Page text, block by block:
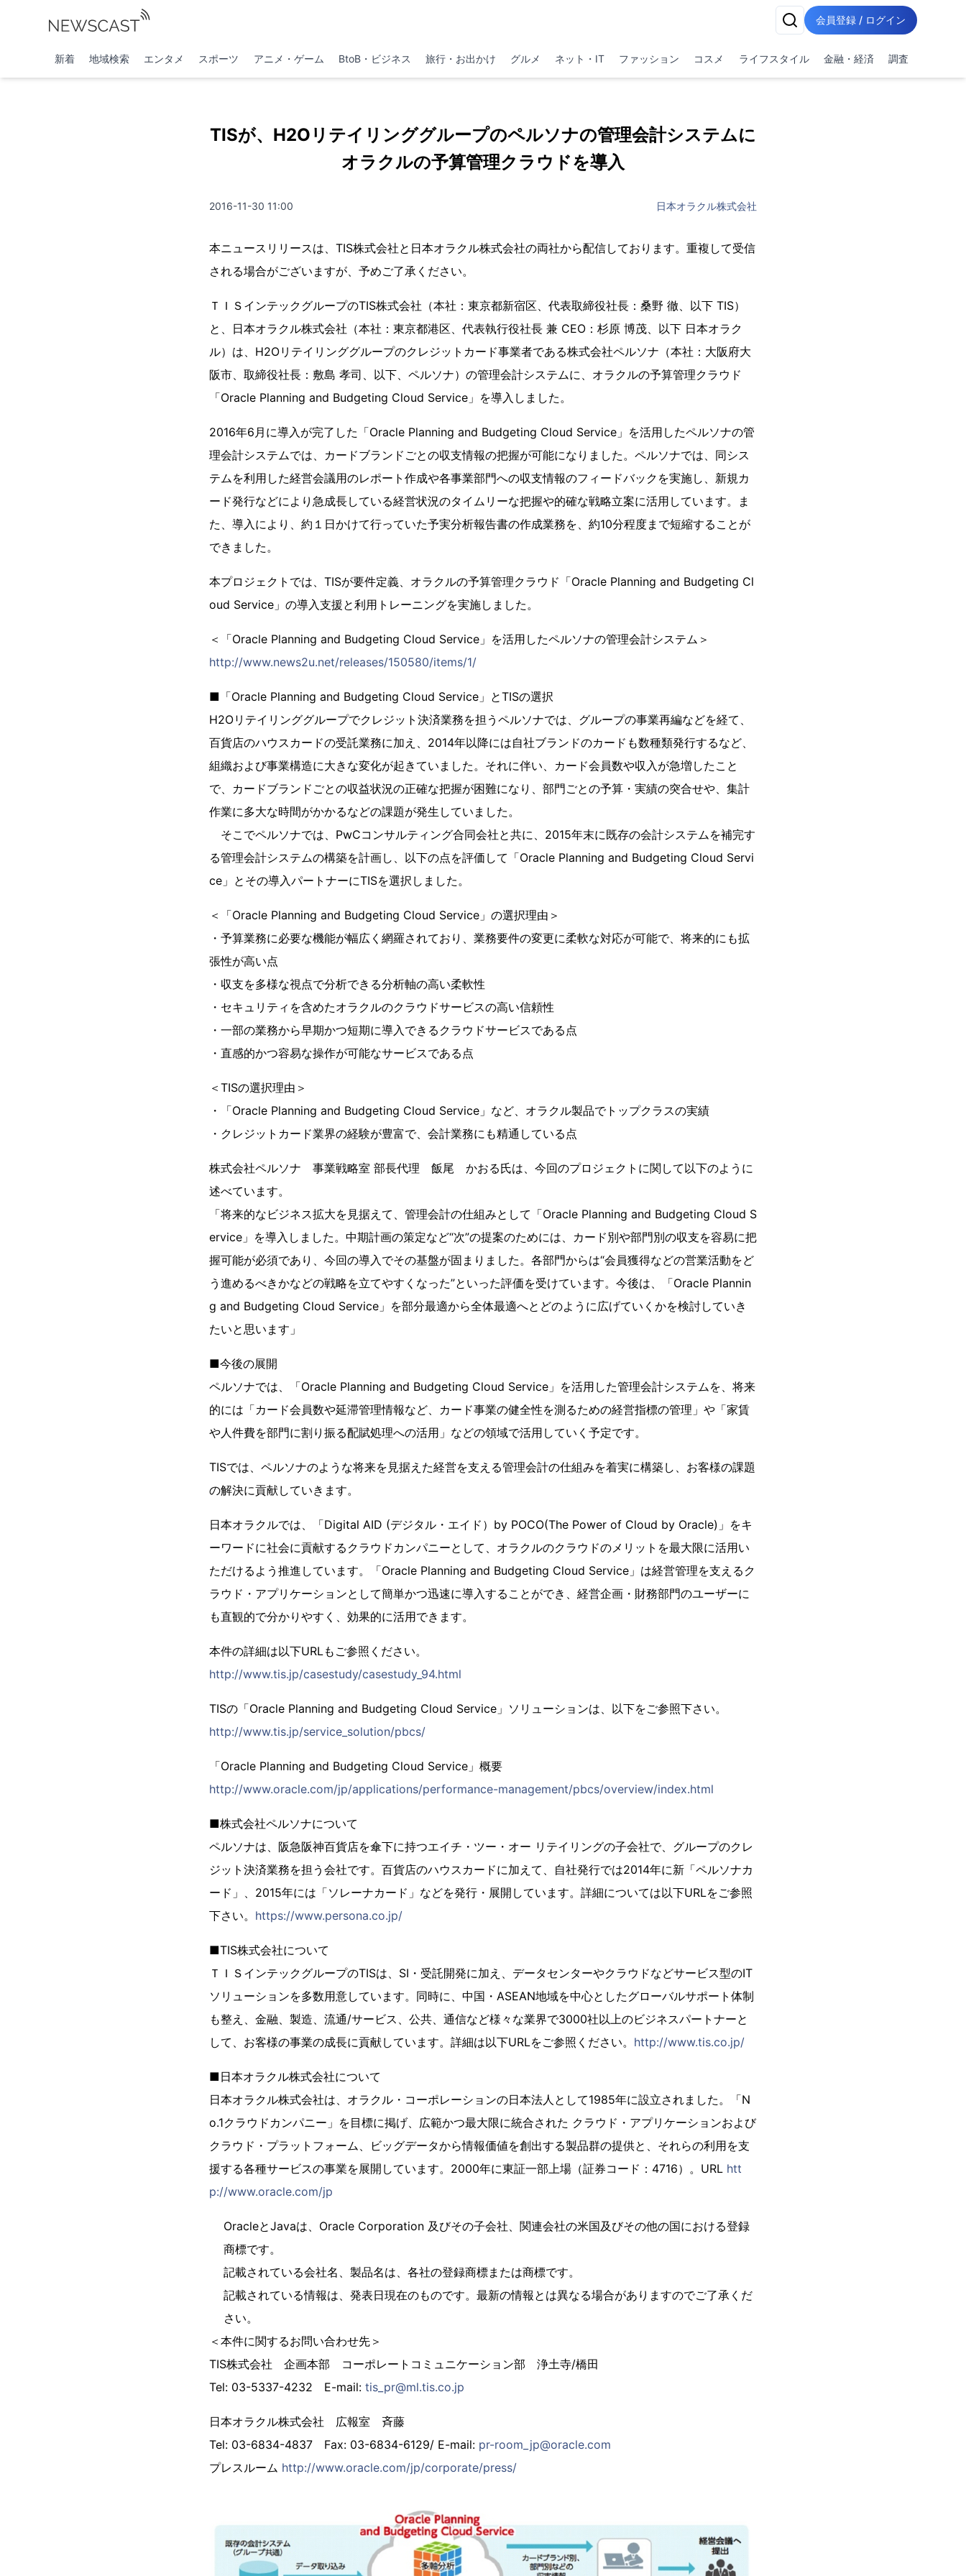
会員登録 / ログイン
新着 地域検索 エンタメ スポーツ アニメ・ゲーム BtoB・ビジネス 旅行・お出かけ グルメ ネット・IT ファッション コスメ ライフスタイル 金融・経済 調査
TISが、H2Oリテイリンググループのペルソナの管理会計システムに
オラクルの予算管理クラウドを導入
2016-11-30 11:00 日本オラクル株式会社
本ニュースリリースは、TIS株式会社と日本オラクル株式会社の両社から配信しております。重複して受信
される場合がございますが、予めご了承ください。
ＴＩＳインテックグループのTIS株式会社（本社：東京都新宿区、代表取締役社長：桑野 徹、以下 TIS）
と、日本オラクル株式会社（本社：東京都港区、代表執行役社長 兼 CEO：杉原 博茂、以下 日本オラク
ル）は、H2Oリテイリンググループのクレジットカード事業者である株式会社ペルソナ（本社：大阪府大
阪市、取締役社長：敷島 孝司、以下、ペルソナ）の管理会計システムに、オラクルの予算管理クラウド
「Oracle Planning and Budgeting Cloud Service」を導入しました。
2016年6月に導入が完了した「Oracle Planning and Budgeting Cloud Service」を活用したペルソナの管
理会計システムでは、カードブランドごとの収支情報の把握が可能になりました。ペルソナでは、同シス
テムを利用した経営会議用のレポート作成や各事業部門への収支情報のフィードバックを実施し、新規カ
ード発行などにより急成長している経営状況のタイムリーな把握や的確な戦略立案に活用しています。ま
た、導入により、約１日かけて行っていた予実分析報告書の作成業務を、約10分程度まで短縮することが
できました。
本プロジェクトでは、TISが要件定義、オラクルの予算管理クラウド「Oracle Planning and Budgeting Cl
oud Service」の導入支援と利用トレーニングを実施しました。
＜「Oracle Planning and Budgeting Cloud Service」を活用したペルソナの管理会計システム＞
http://www.news2u.net/releases/150580/items/1/
■「Oracle Planning and Budgeting Cloud Service」とTISの選択
H2Oリテイリンググループでクレジット決済業務を担うペルソナでは、グループの事業再編などを経て、
百貨店のハウスカードの受託業務に加え、2014年以降には自社ブランドのカードも数種類発行するなど、
組織および事業構造に大きな変化が起きていました。それに伴い、カード会員数や収入が急増したこと
で、カードブランドごとの収益状況の正確な把握が困難になり、部門ごとの予算・実績の突合せや、集計
作業に多大な時間がかかるなどの課題が発生していました。
そこでペルソナでは、PwCコンサルティング合同会社と共に、2015年末に既存の会計システムを補完す
る管理会計システムの構築を計画し、以下の点を評価して「Oracle Planning and Budgeting Cloud Servi
ce」とその導入パートナーにTISを選択しました。
＜「Oracle Planning and Budgeting Cloud Service」の選択理由＞
・予算業務に必要な機能が幅広く網羅されており、業務要件の変更に柔軟な対応が可能で、将来的にも拡
張性が高い点
・収支を多様な視点で分析できる分析軸の高い柔軟性
・セキュリティを含めたオラクルのクラウドサービスの高い信頼性
・一部の業務から早期かつ短期に導入できるクラウドサービスである点
・直感的かつ容易な操作が可能なサービスである点
＜TISの選択理由＞
・「Oracle Planning and Budgeting Cloud Service」など、オラクル製品でトップクラスの実績
・クレジットカード業界の経験が豊富で、会計業務にも精通している点
株式会社ペルソナ 事業戦略室 部長代理 飯尾 かおる氏は、今回のプロジェクトに関して以下のように
述べています。
「将来的なビジネス拡大を見据えて、管理会計の仕組みとして「Oracle Planning and Budgeting Cloud S
ervice」を導入しました。中期計画の策定など“次”の提案のためには、カード別や部門別の収支を容易に把
握可能が必須であり、今回の導入でその基盤が固まりました。各部門からは“会員獲得などの営業活動をど
う進めるべきかなどの戦略を立てやすくなった”といった評価を受けています。今後は、「Oracle Plannin
g and Budgeting Cloud Service」を部分最適から全体最適へとどのように広げていくかを検討していき
たいと思います」
■今後の展開
ペルソナでは、「Oracle Planning and Budgeting Cloud Service」を活用した管理会計システムを、将来
的には「カード会員数や延滞管理情報など、カード事業の健全性を測るための経営指標の管理」や「家賃
や人件費を部門に割り振る配賦処理への活用」などの領域で活用していく予定です。
TISでは、ペルソナのような将来を見据えた経営を支える管理会計の仕組みを着実に構築し、お客様の課題
の解決に貢献していきます。
日本オラクルでは、「Digital AID (デジタル・エイド）by POCO(The Power of Cloud by Oracle)」をキ
ーワードに社会に貢献するクラウドカンパニーとして、オラクルのクラウドのメリットを最大限に活用い
ただけるよう推進しています。「Oracle Planning and Budgeting Cloud Service」は経営管理を支えるク
ラウド・アプリケーションとして簡単かつ迅速に導入することができ、経営企画・財務部門のユーザーに
も直観的で分かりやすく、効果的に活用できます。
本件の詳細は以下URLもご参照ください。
http://www.tis.jp/casestudy/casestudy_94.html
TISの「Oracle Planning and Budgeting Cloud Service」ソリューションは、以下をご参照下さい。
http://www.tis.jp/service_solution/pbcs/
「Oracle Planning and Budgeting Cloud Service」概要
http://www.oracle.com/jp/applications/performance-management/pbcs/overview/index.html
■株式会社ペルソナについて
ペルソナは、阪急阪神百貨店を傘下に持つエイチ・ツー・オー リテイリングの子会社で、グループのクレ
ジット決済業務を担う会社です。百貨店のハウスカードに加えて、自社発行では2014年に新「ペルソナカ
ード」、2015年には「ソレーナカード」などを発行・展開しています。詳細については以下URLをご参照
下さい。 https://www.persona.co.jp/
■TIS株式会社について
ＴＩＳインテックグループのTISは、SI・受託開発に加え、データセンターやクラウドなどサービス型のIT
ソリューションを多数用意しています。同時に、中国・ASEAN地域を中心としたグローバルサポート体制
も整え、金融、製造、流通/サービス、公共、通信など様々な業界で3000社以上のビジネスパートナーと
して、お客様の事業の成長に貢献しています。詳細は以下URLをご参照ください。 http://www.tis.co.jp/
■日本オラクル株式会社について
日本オラクル株式会社は、オラクル・コーポレーションの日本法人として1985年に設立されました。「N
o.1クラウドカンパニー」を目標に掲げ、広範かつ最大限に統合された クラウド・アプリケーションおよび
クラウド・プラットフォーム、ビッグデータから情報価値を創出する製品群の提供と、それらの利用を支
援する各種サービスの事業を展開しています。2000年に東証一部上場（証券コード：4716）。URL htt
p://www.oracle.com/jp
OracleとJavaは、Oracle Corporation 及びその子会社、関連会社の米国及びその他の国における登録
商標です。
記載されている会社名、製品名は、各社の登録商標または商標です。
記載されている情報は、発表日現在のものです。最新の情報とは異なる場合がありますのでご了承くだ
さい。
＜本件に関するお問い合わせ先＞
TIS株式会社 企画本部 コーポレートコミュニケーション部 浄土寺/橋田
Tel: 03-5337-4232 E-mail: tis_pr@ml.tis.co.jp
日本オラクル株式会社 広報室 斉藤
Tel: 03-6834-4837 Fax: 03-6834-6129/ E-mail: pr-room_jp@oracle.com
プレスルーム http://www.oracle.com/jp/corporate/press/